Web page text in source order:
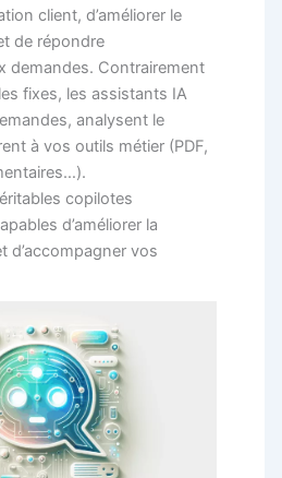
client, d’améliorer le
de répondre
demandes. Contrairement
fixes, les assistants IA
analysent le
à vos outils métier (PDF,
copilotes
d’améliorer la
d’accompagner vos